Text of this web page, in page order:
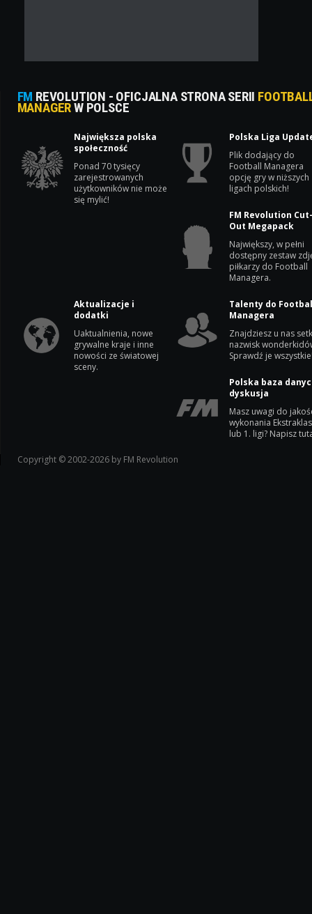
FM REVOLUTION - OFICJALNA STRONA SERII
MANAGERW POLSCE
Największa polska
społeczność
Ponad 70 tysięcy
zarejestrowanych
użytkowników nie może
się mylić!
Polska Liga
Plik dodający do
Football Managera
opcję gry w niższych
ligach polskich!
FM Revolution
Out Megapack
Największy, w pełni
dostępny zestaw
piłkarzy do Football
Managera.
Aktualizacje i
dodatki
Uaktualnienia, nowe
grywalne kraje i inne
nowości ze światowej
sceny.
Talenty do
Managera
Znajdziesz u nas
nazwisk
Sprawdź je
Polska baza
dyskusja
Masz uwagi do
wykonania
lub 1. ligi? Napisz
Copyright © 2002-2026 by FM Revolution